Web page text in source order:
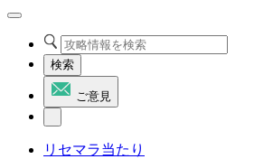
検索
ご意見
リセマラ当たり